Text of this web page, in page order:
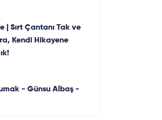
| Sırt Çantanı Tak ve
Kendi Hikayene
- Günsu Albaş -